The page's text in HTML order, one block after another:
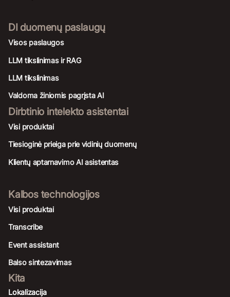
DI duomenų paslaugų
Visos paslaugos
LLM tikslinimas ir RAG
LLM tikslinimas
Valdoma žiniomis pagrįsta AI
Dirbtinio intelekto asistentai
Visi produktai
Tiesioginė prieiga prie vidinių duomenų
Klientų aptarnavimo AI asistentas
Kalbos technologijos
Visi produktai
Transcribe
Event assistant
Balso sintezavimas
Kita
Lokalizacija